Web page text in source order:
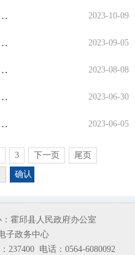
2023-10-09
2023年9月份小餐饮备案信息公示
2023-09-05
2023年8月份小餐饮备案信息公示
2023-08-08
2023年7月份小餐饮备案信息公示
2023-06-30
2023年6月份小餐饮备案信息公示
2023-06-05
2023年5月份小餐饮备案信息公示
3 下一页 尾页
确认
：霍邱县人民政府办公室
子政务中心
237400 电话：0564-6080092